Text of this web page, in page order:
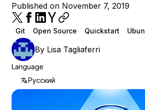
Published on November 7, 2019
Git Open Source Quickstart
By Lisa Tagliaferri
Language
Русский